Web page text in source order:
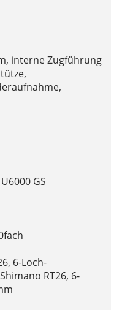
interne Zugführung
GS
6-Loch-
RT26, 6-